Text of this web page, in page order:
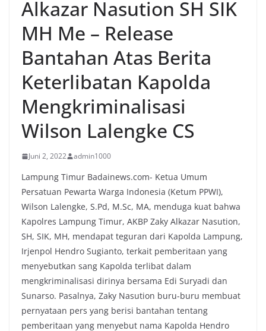
Alkazar Nasution SH SIK
MH Me – Release
Bantahan Atas Berita
Keterlibatan Kapolda
Mengkriminalisasi
Wilson Lalengke CS
Juni 2, 2022 admin1000
Lampung Timur Badainews.com- Ketua Umum
Persatuan Pewarta Warga Indonesia (Ketum PPWI),
Wilson Lalengke, S.Pd, M.Sc, MA, menduga kuat bahwa
Kapolres Lampung Timur, AKBP Zaky Alkazar Nasution,
SH, SIK, MH, mendapat teguran dari Kapolda Lampung,
Irjenpol Hendro Sugianto, terkait pemberitaan yang
menyebutkan sang Kapolda terlibat dalam
mengkriminalisasi dirinya bersama Edi Suryadi dan
Sunarso. Pasalnya, Zaky Nasution buru-buru membuat
pernyataan pers yang berisi bantahan tentang
pemberitaan yang menyebut nama Kapolda Hendro